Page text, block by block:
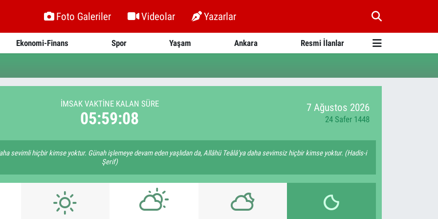
Foto Galeriler Videolar Yazarlar
Ekonomi-Finans Spor Yaşam Ankara Resmi İlanlar
İMSAK VAKTİNE KALAN SÜRE
05:59:08
7 Ağustos 2026
24 Safer 1448
sevimli hiçbir kimse yoktur. Günah işlemeye devam eden yaşlıdan da, Allâhü Teâlâ’ya daha sevimsiz hiçbir kimse yoktur. (Hadis-i
Şerif)